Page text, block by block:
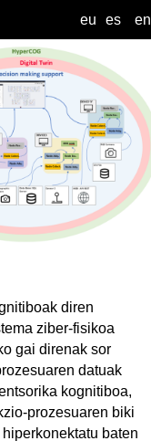
eu es en
diren
ziber-fisikoa
gai direnak sor
datuak
kognitiboa,
prozesuaren biki
baten